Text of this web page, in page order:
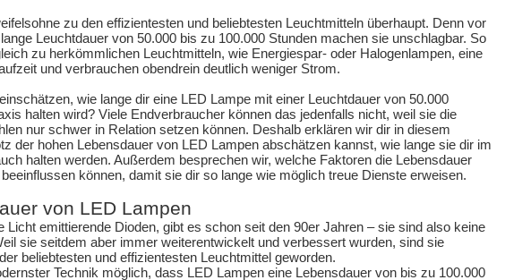
zu den effizientesten und beliebtesten Leuchtmitteln überhaupt. Denn vor
Leuchtdauer von 50.000 bis zu 100.000 Stunden machen sie unschlagbar. So
zu herkömmlichen Leuchtmitteln, wie Energiespar- oder Halogenlampen, eine
und verbrauchen obendrein deutlich weniger Strom.
wie lange dir eine LED Lampe mit einer Leuchtdauer von 50.000
halten wird? Viele Endverbraucher können das jedenfalls nicht, weil sie die
nur schwer in Relation setzen können. Deshalb erklären wir dir in diesem
der hohen Lebensdauer von LED Lampen abschätzen kannst, wie lange sie dir im
halten werden. Außerdem besprechen wir, welche Faktoren die Lebensdauer
können, damit sie dir so lange wie möglich treue Dienste erweisen.
von LED Lampen
Licht emittierende Dioden, gibt es schon seit den 90er Jahren – sie sind also keine
sie seitdem aber immer weiterentwickelt und verbessert wurden, sind sie
beliebtesten und effizientesten Leuchtmittel geworden.
Technik möglich, dass LED Lampen eine Lebensdauer von bis zu 100.000